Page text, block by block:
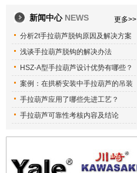
新闻中心 NEWS
更多>>
分析2t手拉葫芦脱钩原因及解决方案
浅谈手拉葫芦脱钩的解决办法
HSZ-A型手拉葫芦设计优势有哪些？
案例：在拱桥安装中手拉葫芦的吊装
手拉葫芦应用了哪些先进工艺？
手拉葫芦可靠性考核内容及结论